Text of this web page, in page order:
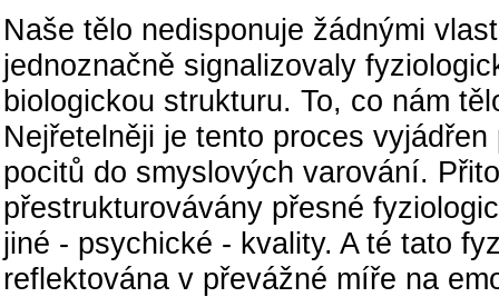
Naše tělo nedisponuje žádnými
jednoznačně signalizovaly
biologickou strukturu. To, co nám
Nejřetelněji je tento proces
pocitů do smyslových varování.
přestrukturovávány přesné
jiné - psychické - kvality. A té tato
reflektována v převážné míře na